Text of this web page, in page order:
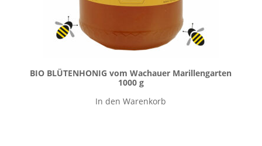
BIO BLÜTENHONIG vom Wachauer Marillengarten
1000 g
In den Warenkorb